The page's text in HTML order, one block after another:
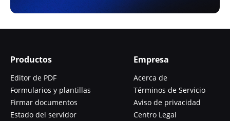
Productos
Editor de PDF
Formularios y plantillas
Firmar documentos
Estado del servidor
Empresa
Acerca de
Términos de Servicio
Aviso de privacidad
Centro Legal